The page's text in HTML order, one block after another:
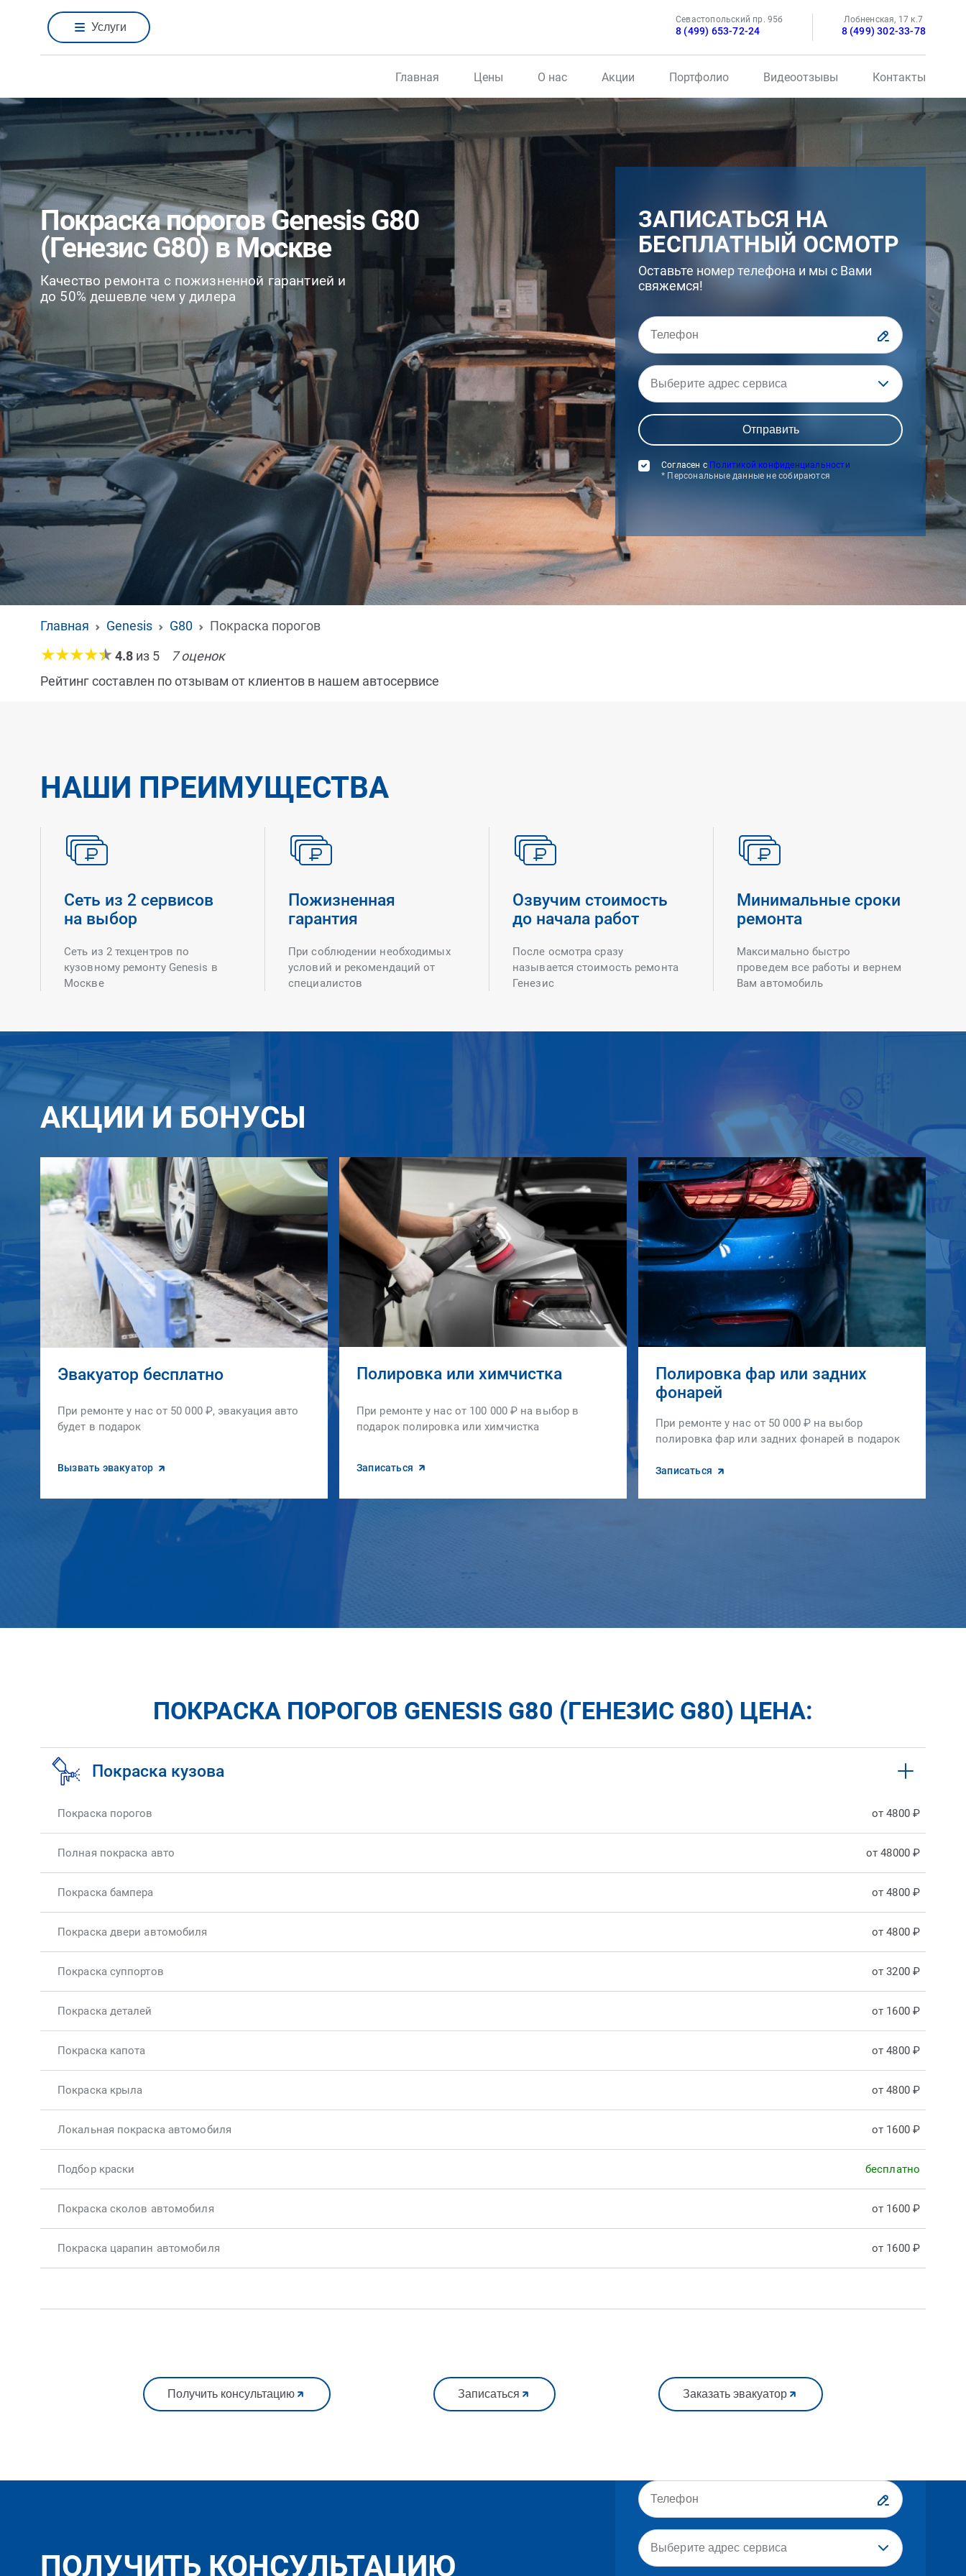
Услуги
Севастопольский пр. 95б
8 (499) 653-72-24
Лобненская, 17 к.7
8 (499) 302-33-78
Главная Цены О нас Акции Портфолио Видеоотзывы Контакты
Покраска порогов Genesis G80
(Генезис G80) в Москве
Качество ремонта с пожизненной гарантией и
до 50% дешевле чем у дилера
ЗАПИСАТЬСЯ НА
БЕСПЛАТНЫЙ ОСМОТР
Оставьте номер телефона и мы с Вами
свяжемся!
Выберите адрес сервиса
Согласен с Политикой конфиденциальности
* Персональные данные не собираются
Главная Genesis G80
Покраска порогов
4.8 из 5 7оценок
Рейтинг составлен по отзывам от клиентов в нашем автосервисе
НАШИ ПРЕИМУЩЕСТВА
Сеть из 2 сервисов
на выбор
Сеть из 2 техцентров по
кузовному ремонту Genesis в
Москве
Пожизненная
гарантия
При соблюдении необходимых
условий и рекомендаций от
специалистов
Озвучим стоимость
до начала работ
После осмотра сразу
называется стоимость ремонта
Генезис
Минимальные сроки
ремонта
Максимально быстро
проведем все работы и вернем
Вам автомобиль
АКЦИИ И БОНУСЫ
Эвакуатор бесплатно
При ремонте у нас от 50 000 ₽, эвакуация авто
будет в подарок
Вызвать эвакуатор
Полировка или химчистка
При ремонте у нас от 100 000 ₽ на выбор в
подарок полировка или химчистка
Записаться
Полировка фар или задних
фонарей
При ремонте у нас от 50 000 ₽ на выбор
полировка фар или задних фонарей в подарок
Записаться
ПОКРАСКА ПОРОГОВ GENESIS G80 (ГЕНЕЗИС G80) ЦЕНА:
Покраска кузова
Покраска порогов от 4800 ₽
Полная покраска авто от 48000 ₽
Покраска бампера от 4800 ₽
Покраска двери автомобиля от 4800 ₽
Покраска суппортов от 3200 ₽
Покраска деталей от 1600 ₽
Покраска капота от 4800 ₽
Покраска крыла от 4800 ₽
Локальная покраска автомобиля от 1600 ₽
Подбор краски бесплатно
Покраска сколов автомобиля от 1600 ₽
Покраска царапин автомобиля от 1600 ₽
Получить консультацию Записаться Заказать эвакуатор
ПОЛУЧИТЬ КОНСУЛЬТАЦИЮ
Выберите адрес сервиса